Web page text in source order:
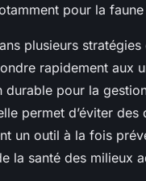
pour la
plusieurs stratégies
rapidement aux
pour la
permet d’éviter des
un outil à la fois
la santé des milieux